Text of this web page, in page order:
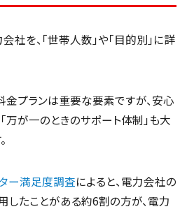
を、「世帯人数」や「目的別」に詳
プランは重要な要素ですが、安心
万が一のときのサポート体制」も大
ー満足度調査によると、電力会社の
したことがある約6割の方が、電力